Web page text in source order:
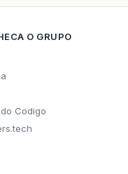
O GRUPO
Codigo